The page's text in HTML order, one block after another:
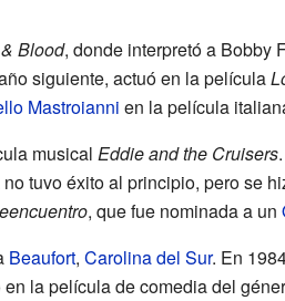
Blood, donde interpretó a Bobby
siguiente, actuó en la película
Mastroianni en la película
musical Eddie and the Cruisers
tuvo éxito al principio, pero se
, que fue nominada a un
Beaufort, Carolina del Sur. En
la película de comedia del